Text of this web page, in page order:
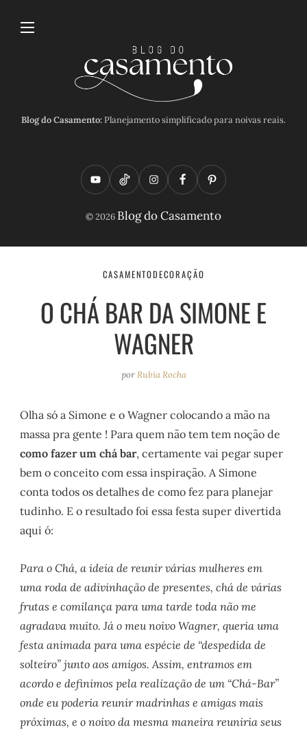
Blog do Casamento:Planejamento simplificado para noivas reais.
Y
o
t
b
e
T
i
t
o
I
n
t
a
a
m
F
a
e
b
o
k
P
i
t
e
© 2026 Blog do Casamento
CASAMENTODECORAÇÃO
O CHÁ BAR DA SIMONE E
WAGNER
porRubia Rocha
Olha só a Simone e o Wagner colocando a mão na
massa pra gente ! Para quem não tem tem noção de
como fazer um chá bar, certamente vai pegar super
bem o conceito com essa inspiração. A Simone
conta todos os detalhes de como fez para planejar
tudinho. E o resultado foi essa festa super divertida
aqui ó:
Para o Chá, a ideia de reunir várias mulheres em
uma roda de adivinhação de presentes, chá de várias
frutas e comilança para uma tarde toda não me
agradava muito. Já o meu noivo Wagner, queria uma
festa animada para uma espécie de “despedida de
solteiro” junto aos amigos. Assim, entramos em
acordo e definimos pela realização de um “Chá-Bar”
onde eu poderia reunir madrinhas e amigas mais
próximas, e o noivo da mesma maneira reuniria seus